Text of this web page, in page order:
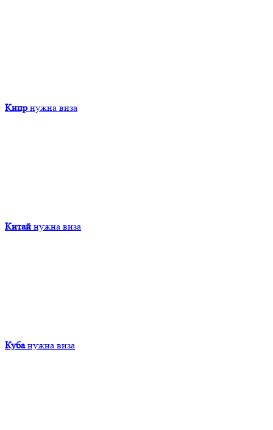
Кипр нужна виза
Китай нужна виза
Куба нужна виза